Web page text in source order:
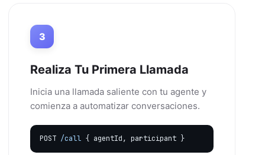
3
Realiza Tu Primera Llamada
Inicia una llamada saliente con tu agente y
comienza a automatizar conversaciones.
POST /call { agentId, participant }